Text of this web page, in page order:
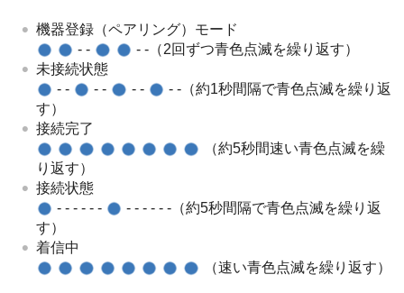
機器登録（ペアリング）モード
- -
- -（2回ずつ青色点滅を繰り返す）
未接続状態
- -
- - - -
- -（約1秒間隔で青色点滅を繰り返
す）
接続完了
（約5秒間速い青色点滅を繰
り返す）
接続状態
- - - - - -
- - - - - -（約5秒間隔で青色点滅を繰り返
す）
着信中
（速い青色点滅を繰り返す）